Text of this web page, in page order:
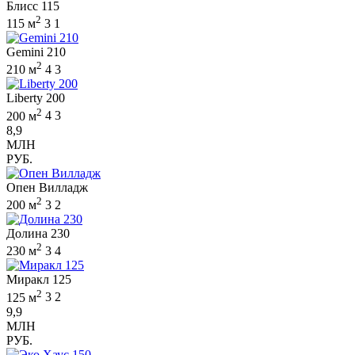
Блисс 115
115 м2 3 1
Gemini 210
210 м2 4 3
Liberty 200
200 м2 4 3
8,9
МЛН
РУБ.
Опен Вилладж
200 м2 3 2
Долина 230
230 м2 3 4
Миракл 125
125 м2 3 2
9,9
МЛН
РУБ.